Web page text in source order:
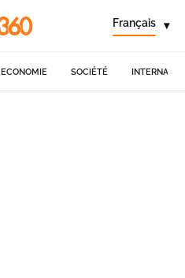
Français ▾
ECONOMIE SOCIÉTÉ